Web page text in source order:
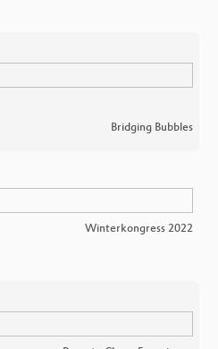
Bridging Bubbles
Winterkongress 2022